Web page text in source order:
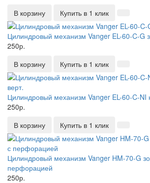
В корзину
Купить в 1 клик
Цилиндровый механизм Vanger EL-60-C-G
250р.
В корзину
Купить в 1 клик
Цилиндровый механизм Vanger EL-60-C-NI
250р.
В корзину
Купить в 1 клик
Цилиндровый механизм Vanger HM-70-G
перфорацией
250р.